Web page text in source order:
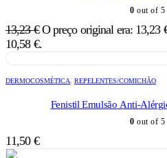
0 out of 5
13,23€ O preço original era: 13,23
10,58 €.
DERMOCOSMÉTICA REPELENTES/COMICHÃO
Fenistil Emulsão Anti-
0 out of 5
11,50 €